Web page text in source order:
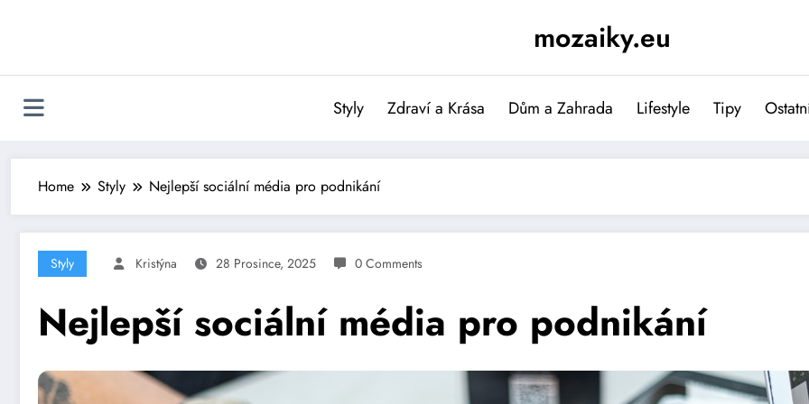
mozaiky.eu
Styly Zdraví a Krása Dům a Zahrada Lifestyle Tipy
Home Styly Nejlepší sociální média pro podnikání
Styly Kristýna 28 Prosince, 2025 0 Comments
Nejlepší sociální média pro podnikání